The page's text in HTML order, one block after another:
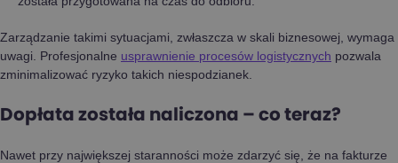
Zarządzanie takimi sytuacjami, zwłaszcza w skali biznesowej, wymaga
uwagi. Profesjonalne usprawnienie procesów logistycznych pozwala
zminimalizować ryzyko takich niespodzianek.
Dopłata została naliczona – co teraz?
Nawet przy największej staranności może zdarzyć się, że na fakturze